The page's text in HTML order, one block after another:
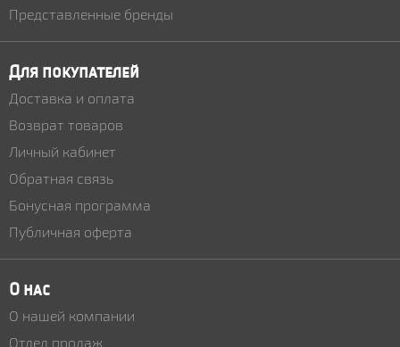
Представленные бренды
Для покупателей
Доставка и оплата
Возврат товаров
Личный кабинет
Обратная связь
Бонусная программа
Публичная оферта
О нас
О нашей компании
Отдел продаж